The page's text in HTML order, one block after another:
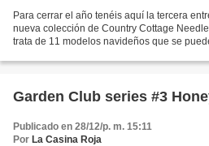
Para cerrar el año tenéis aquí la tercera
nueva colección de Country Cottage
trata de 11 modelos navideños que se
Garden Club series #3
Publicado en 28/12/p. m. 15:11
Por La Casina Roja